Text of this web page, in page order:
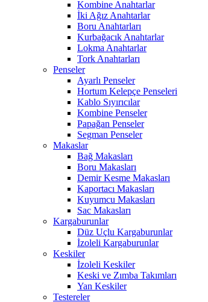
Kombine Anahtarlar
İki Ağız Anahtarlar
Boru Anahtarları
Kurbağacık Anahtarlar
Lokma Anahtarlar
Tork Anahtarları
Penseler
Ayarlı Penseler
Hortum Kelepçe Penseleri
Kablo Sıyırıcılar
Kombine Penseler
Papağan Penseler
Segman Penseler
Makaslar
Bağ Makasları
Boru Makasları
Demir Kesme Makasları
Kaportacı Makasları
Kuyumcu Makasları
Sac Makasları
Kargaburunlar
Düz Uçlu Kargaburunlar
İzoleli Kargaburunlar
Keskiler
İzoleli Keskiler
Keski ve Zımba Takımları
Yan Keskiler
Testereler